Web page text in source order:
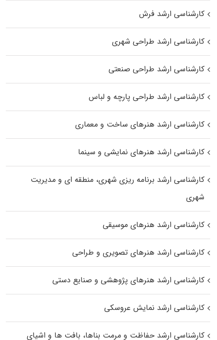
کارشناسی ارشد فرش
کارشناسی ارشد طراحی شهری
کارشناسی ارشد طراحی صنعتی
کارشناسی ارشد طراحی پارچه و لباس
کارشناسی ارشد هنرهای ساخت و معماری
کارشناسی ارشد هنرهای نمایشی و سینما
کارشناسی ارشد برنامه ریزی شهری، منطقه‌ ای و مدیریت
شهری
کارشناسی ارشد هنرهای موسیقی
کارشناسی ارشد هنرهای تصویری و طراحی
کارشناسی ارشد هنرهای پژوهشی و صنایع دستی
کارشناسی ارشد نمایش عروسکی
کارشناسی ارشد حفاظت و مرمت بناها، بافت‌ ها و اشیای